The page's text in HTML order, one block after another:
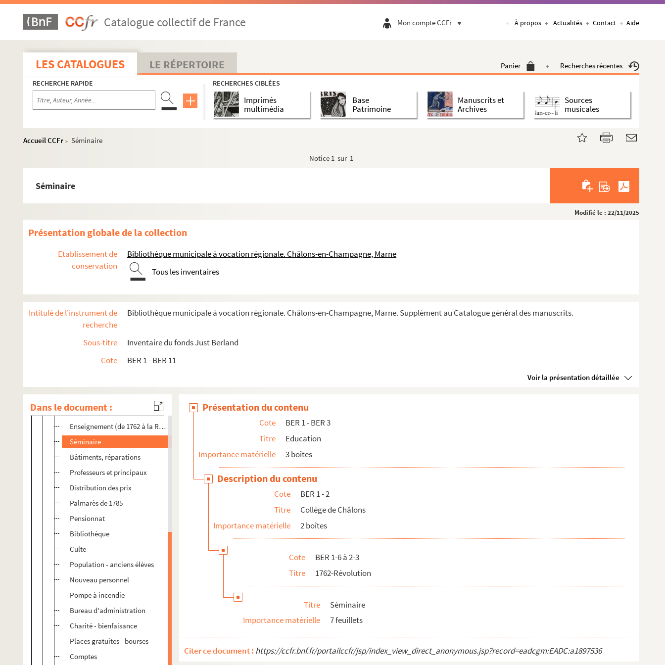
Catalogue collectif de France Mon compte CCFr À propos Actualités Contact Aide
LES CATALOGUES LE RÉPERTOIRE Panier Recherches récentes
RECHERCHE RAPIDE RECHERCHES CIBLÉES
Imprimés
multimédia
Base
Patrimoine
Manuscrits et
Archives
Sources
musicales
Accueil CCFr > Séminaire
Notice 1 sur 1
Séminaire
Modifié le : 22/11/2025
Présentation globale de la collection
Etablissement de
conservation
Bibliothèque municipale à vocation régionale. Châlons-en-Champagne, Marne
Tous les inventaires
Intitulé de l'instrument de
recherche
Bibliothèque municipale à vocation régionale. Châlons-en-Champagne, Marne. Supplément au Catalogue général des manuscrits.
Sous-titre
Inventaire du fonds Just Berland
Cote
BER 1 - BER 11
Voir la présentation détaillée
Dans le document :
BER 1 - BER 3. Education
BER 1 - 2. Collège de Châlons
BER 1-1. Avant les jésuites (1560-1618)
BER 1-2. Admission des jésuites (1601-1618)
BER 1-6. Liquidation des jésuites (1762)
BER 1-6 à 2-3. 1762-Révolution
Thèses
Comptes du collège
Enseignement (de 1762 à la Révolution)
Séminaire
Bâtiments, réparations
Professeurs et principaux
Distribution des prix
Palmarès de 1785
Pensionnat
Bibliothèque
Culte
Population - anciens élèves
Nouveau personnel
Pompe à incendie
Bureau d'administration
Charité - bienfaisance
Places gratuites - bourses
Comptes
Présentation du contenu
Cote
BER 1 - BER 3
Titre
Education
Importance matérielle
3 boîtes
Description du contenu
Cote
BER 1 - 2
Titre
Collège de Châlons
Importance matérielle
2 boîtes
Cote
BER 1-6 à 2-3
Titre
1762-Révolution
Titre
Séminaire
Importance matérielle
7 feuillets
Citer ce document : https://ccfr.bnf.fr/portailccfr/jsp/index_view_direct_anonymous.jsp?record=eadcgm:EADC:a1897536